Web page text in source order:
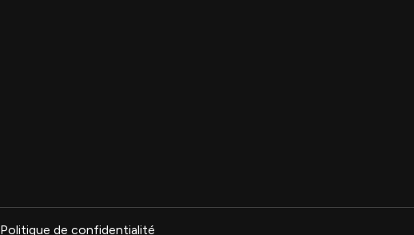
Politique de confidentialité